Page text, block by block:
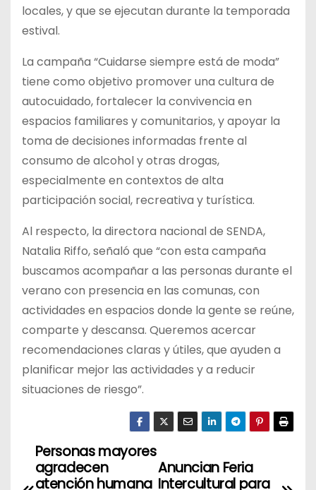
locales, y que se ejecutan durante la temporada
estival.
La campaña “Cuidarse siempre está de moda”
tiene como objetivo promover una cultura de
autocuidado, fortalecer la convivencia en
espacios familiares y comunitarios, y apoyar la
toma de decisiones informadas frente al
consumo de alcohol y otras drogas,
especialmente en contextos de alta
participación social, recreativa y turística.
Al respecto, la directora nacional de SENDA,
Natalia Riffo, señaló que “con esta campaña
buscamos acompañar a las personas durante el
verano con presencia en las comunas, con
actividades en espacios donde la gente se reúne,
comparte y descansa. Queremos acercar
recomendaciones claras y útiles, que ayuden a
planificar mejor las actividades y a reducir
situaciones de riesgo”.
N
Anuncian Feria
Intercultural para
Personas mayores
agradecen
atención humana